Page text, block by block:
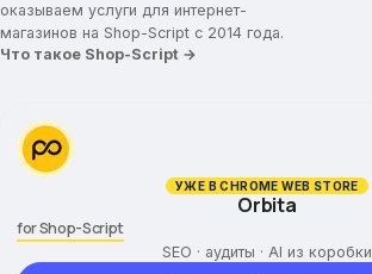
оказываем услуги для интернет-
магазинов на Shop-Script с 2014 года.
Что такое Shop-Script →
УЖЕ В CHROME WEB STORE
Orbita
for Shop-Script
SEO · аудиты · AI из коробки